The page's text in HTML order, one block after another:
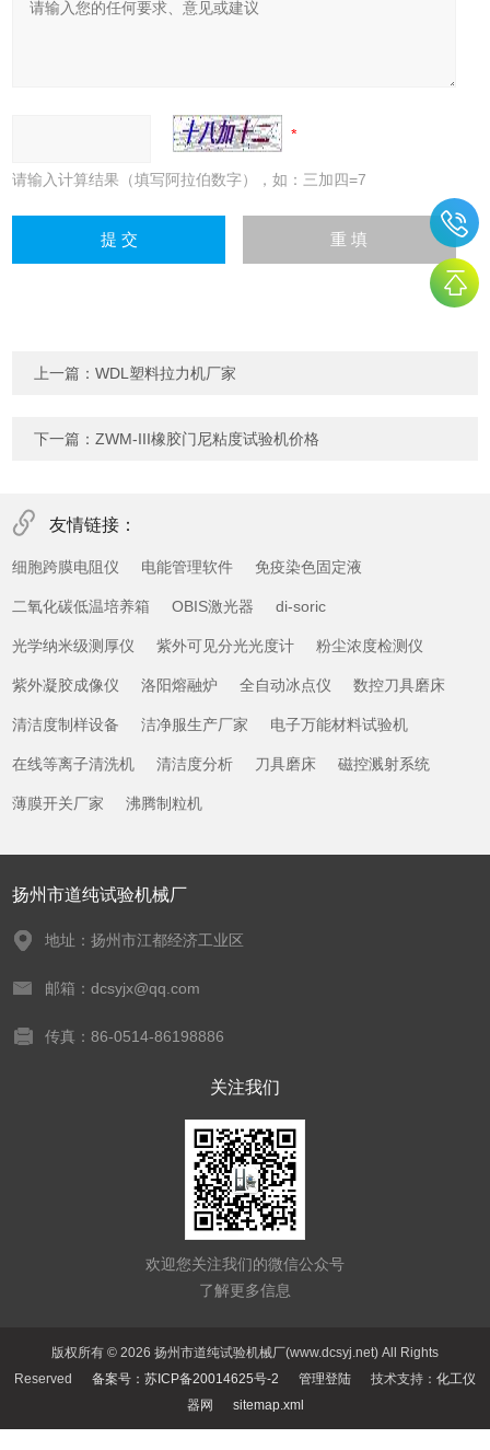
请输入计算结果（填写阿拉伯数字），如：三加四=7
上一篇：WDL塑料拉力机厂家
下一篇：ZWM-III橡胶门尼粘度试验机价格
友情链接：
细胞跨膜电阻仪 电能管理软件 免疫染色固定液
二氧化碳低温培养箱 OBIS激光器 di-soric
光学纳米级测厚仪 紫外可见分光光度计 粉尘浓度检测仪
紫外凝胶成像仪 洛阳熔融炉 全自动冰点仪 数控刀具磨床
清洁度制样设备 洁净服生产厂家 电子万能材料试验机
在线等离子清洗机 清洁度分析 刀具磨床 磁控溅射系统
薄膜开关厂家 沸腾制粒机
扬州市道纯试验机械厂
地址：扬州市江都经济工业区
邮箱：dcsyjx@qq.com
传真：86-0514-86198886
关注我们
欢迎您关注我们的微信公众号
了解更多信息
版权所有 © 2026 扬州市道纯试验机械厂(www.dcsyj.net) All Rights
Reserved 备案号：苏ICP备20014625号-2 管理登陆 技术支持： 化工仪
器网
sitemap.xml